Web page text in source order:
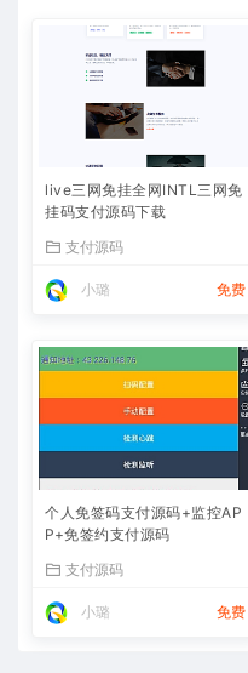
live三网免挂全网INTL三网免
挂码支付源码下载
支付源码
小璐 免费
个人免签码支付源码+监控AP
P+免签约支付源码
支付源码
小璐 免费